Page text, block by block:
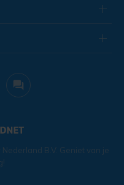
Nederland B.V. Geniet van je